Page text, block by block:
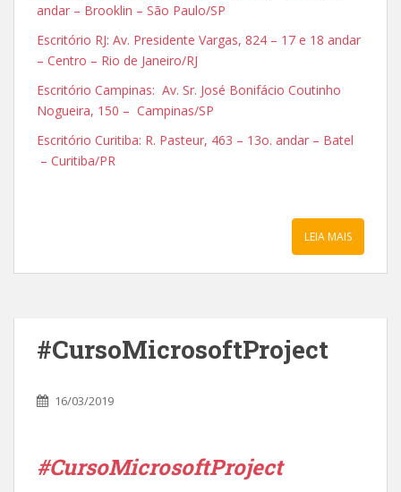
andar – Brooklin – São Paulo/SP
Escritório RJ: Av. Presidente Vargas, 824 – 17 e 18 andar
– Centro – Rio de Janeiro/RJ
Escritório Campinas: Av. Sr. José Bonifácio Coutinho
Nogueira, 150 – Campinas/SP
Escritório Curitiba: R. Pasteur, 463 – 13o. andar – Batel
– Curitiba/PR
LEIA MAIS
#CursoMicrosoftProject
16/03/2019
#CursoMicrosoftProject